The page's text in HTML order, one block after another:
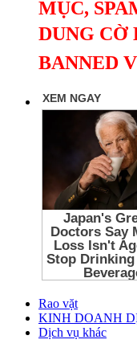
MỤC,
DUNG
BANNED
Rao vặt
KINH DOANH
Dịch vụ khác